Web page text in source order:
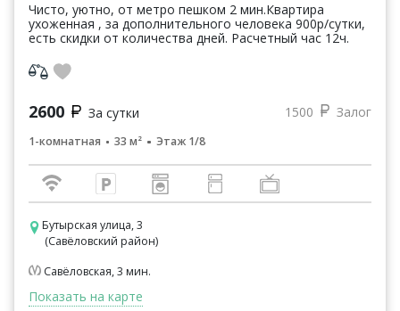
Чисто, уютно, от метро пешком 2 мин.Квартира
ухоженная , за дополнительного человека 900р/сутки,
есть скидки от количества дней. Расчетный час 12ч.
2600 За сутки 1500 Залог
1-комнатная 33 м² Этаж 1/8
Бутырская улица, 3
(Савёловский район)
Савёловская, 3 мин.
Показать на карте